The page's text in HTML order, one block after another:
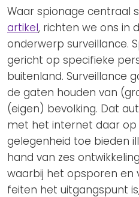
Waar spionage centraal
artikel, richten we ons in
onderwerp surveillance.
gericht op specifieke
buitenland. Surveillance
de gaten houden van
(eigen) bevolking. Dat
met het internet daar op
gelegenheid toe bieden
hand van zes
waarbij het opsporen en
feiten het uitgangspunt